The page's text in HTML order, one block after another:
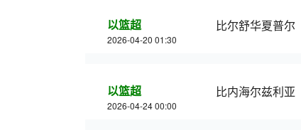
以篮超
2026-04-20 01:30
比尔舒华夏普尔
以篮超
2026-04-24 00:00
比内海尔兹利亚